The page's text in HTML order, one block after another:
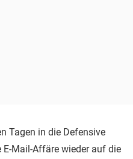
Tagen in die Defensive
E-Mail-Affäre wieder auf die